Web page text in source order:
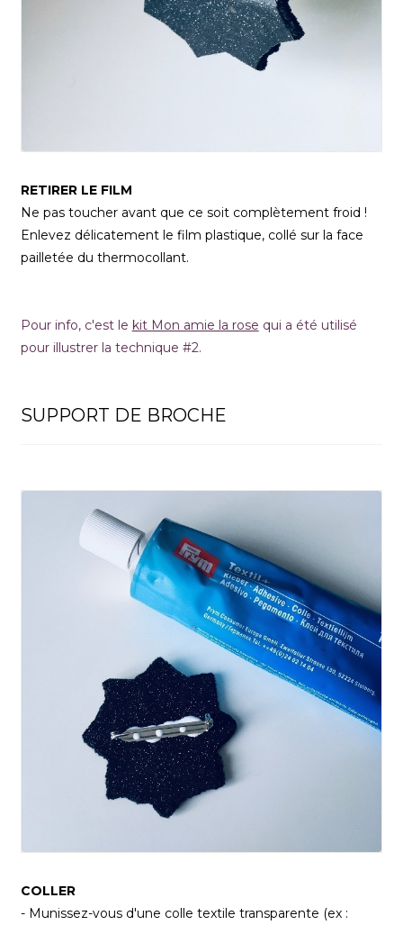
RETIRER LE FILM
Ne pas toucher avant que ce soit complètement froid !
Enlevez délicatement le film plastique, collé sur la face
pailletée du thermocollant.
Pour info, c'est le kit Mon amie la rose qui a été utilisé
pour illustrer la technique #2.
SUPPORT DE BROCHE
COLLER
- Munissez-vous d'une colle textile transparente (ex :